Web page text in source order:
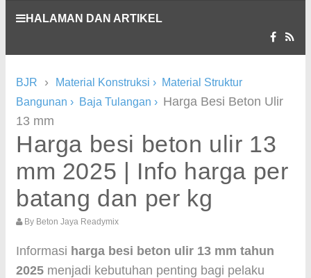
HALAMAN DAN ARTIKEL
BJR › Material Konstruksi › Material Struktur
Bangunan › Baja Tulangan › Harga Besi Beton Ulir
13 mm
Harga besi beton ulir 13
mm 2025 | Info harga per
batang dan per kg
By Beton Jaya Readymix
Informasi harga besi beton ulir 13 mm tahun
2025 menjadi kebutuhan penting bagi pelaku